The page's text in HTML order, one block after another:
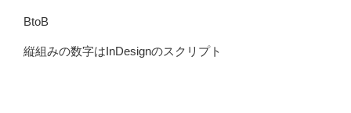
BtoB
縦組みの数字はInDesignのスクリプト